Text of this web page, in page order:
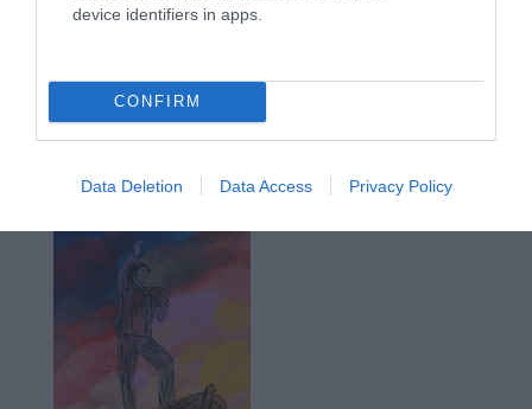
device identifiers in apps.
CONFIRM
Data Deletion Data Access Privacy Policy